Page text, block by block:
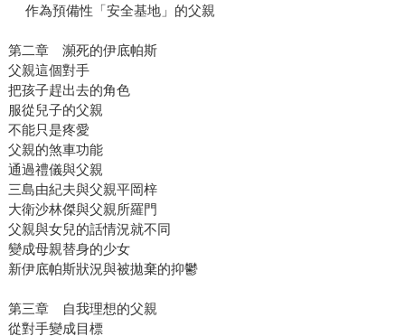
作為預備性「安全基地」的父親
第二章 瀕死的伊底帕斯
父親這個對手
把孩子趕出去的角色
服從兒子的父親
不能只是疼愛
父親的煞車功能
通過禮儀與父親
三島由紀夫與父親平岡梓
大衛沙林傑與父親所羅門
父親與女兒的話情況就不同
變成母親替身的少女
新伊底帕斯狀況與被拋棄的抑鬱
第三章 自我理想的父親
從對手變成目標